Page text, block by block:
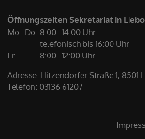
Öffnungszeiten Sekretariat in
Mo–Do 8:00–14:00 Uhr
telefonisch bis 16:00 Uhr
Fr
8:00–12:00 Uhr
Adresse: Hitzendorfer Straße 1, 8501
Telefon: 03136 61207